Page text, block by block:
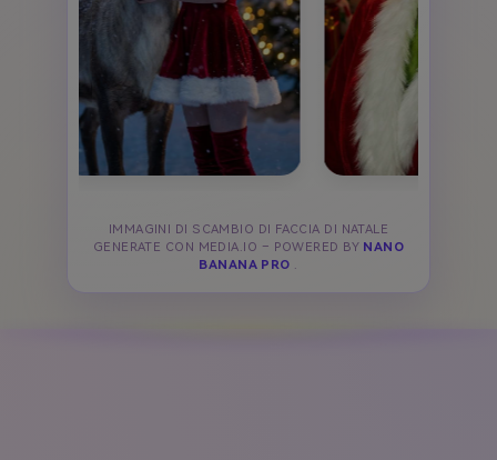
IMMAGINI DI SCAMBIO DI FACCIA DI NATALE
GENERATE CON MEDIA.IO – POWERED BY NANO
BANANA PRO .